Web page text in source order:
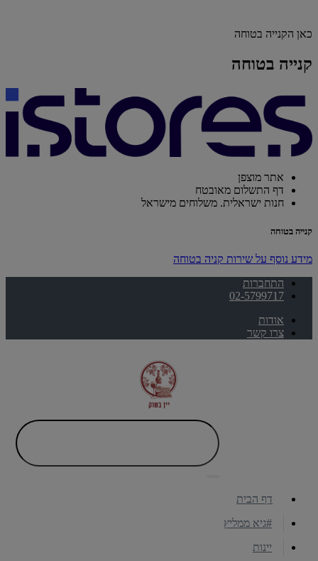
כאן הקנייה בטוחה
קנייה בטוחה
אתר מוצפן
דף התשלום מאובטח
חנות ישראלית. משלוחים מישראל
קנייה בטוחה
מידע נוסף על שירות קניה בטוחה
התחברות
02-5799717
אודות
צרו קשר
דף הבית
#גיא ממליץ
יינות